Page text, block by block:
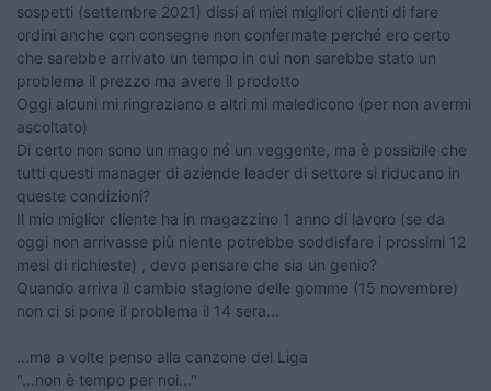
sospetti (settembre 2021) dissi ai miei migliori clienti di fare
ordini anche con consegne non confermate perché ero certo
che sarebbe arrivato un tempo in cui non sarebbe stato un
problema il prezzo ma avere il prodotto
Oggi alcuni mi ringraziano e altri mi maledicono (per non avermi
ascoltato)
Di certo non sono un mago né un veggente, ma è possibile che
tutti questi manager di aziende leader di settore si riducano in
queste condizioni?
Il mio miglior cliente ha in magazzino 1 anno di lavoro (se da
oggi non arrivasse più niente potrebbe soddisfare i prossimi 12
mesi di richieste) , devo pensare che sia un genio?
Quando arriva il cambio stagione delle gomme (15 novembre)
non ci si pone il problema il 14 sera...
...ma a volte penso alla canzone del Liga
"...non è tempo per noi..."